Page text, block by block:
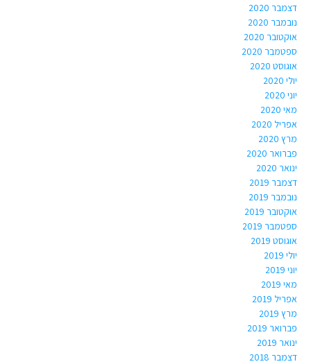
דצמבר 2020
נובמבר 2020
אוקטובר 2020
ספטמבר 2020
אוגוסט 2020
יולי 2020
יוני 2020
מאי 2020
אפריל 2020
מרץ 2020
פברואר 2020
ינואר 2020
דצמבר 2019
נובמבר 2019
אוקטובר 2019
ספטמבר 2019
אוגוסט 2019
יולי 2019
יוני 2019
מאי 2019
אפריל 2019
מרץ 2019
פברואר 2019
ינואר 2019
דצמבר 2018